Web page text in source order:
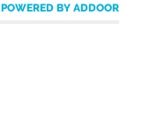
POWERED BY ADDOOR